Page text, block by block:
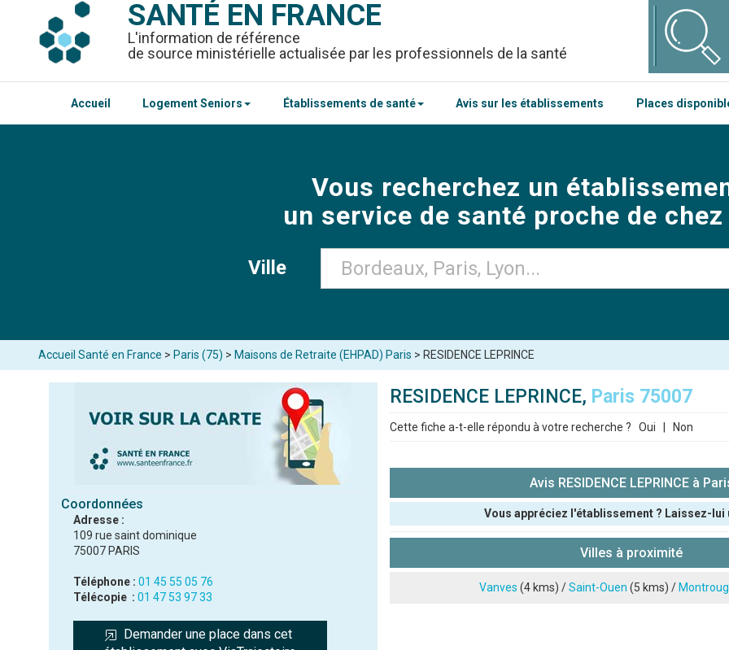
SANTÉ EN FRANCE
L'information de référence
de source ministérielle actualisée par les professionnels de la santé
Accueil Logement Seniors Établissements de santé Avis sur les établissements Places
Vous recherchez un
un service de santé proche de chez
Ville
Accueil Santé en France > Paris (75) > Maisons de Retraite (EHPAD) Paris > RESIDENCE LEPRINCE
Coordonnées
Adresse :
109 rue saint dominique
75007 PARIS
Téléphone : 01 45 55 05 76
Télécopie : 01 47 53 97 33
Demander une place dans cet
RESIDENCE LEPRINCE, Paris 75007
Cette fiche a-t-elle répondu à votre recherche ? Oui Non
Avis RESIDENCE LEPRINCE à
Vous appréciez l'établissement ? Laissez-lui
Note que vous souhaitez attribuer :
Villes à proximité
Vanves (4 kms) /Saint-Ouen (5 kms) /